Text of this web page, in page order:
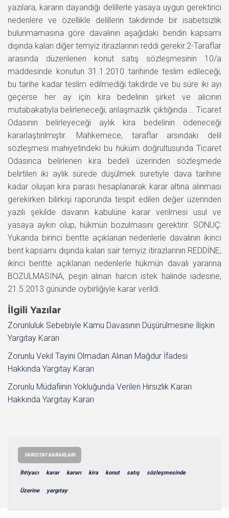
yazılara, kararın dayandığı delillerle yasaya uygun gerektirici
nedenlere ve özellikle delillerin takdirinde bir isabetsizlik
bulunmamasına göre davalının aşağıdaki bendin kapsamı
dışında kalan diğer temyiz itirazlarının reddi gerekir.2-Taraflar
arasında düzenlenen konut satış sözleşmesinin 10/a
maddesinde konutun 31.1.2010 tarihinde teslim edileceği,
bu tarihe kadar teslim edilmediği takdirde ve bu süre iki ayı
geçerse her ay için kira bedelinin şirket ve alıcının
mutabakatıyla belirleneceği, anlaşmazlık çıktığında … Ticaret
Odasının belirleyeceği aylık kira bedelinin ödeneceği
kararlaştırılmıştır. Mahkemece, taraflar arsındaki delil
sözleşmesi mahiyetindeki bu hüküm doğrultusunda Ticaret
Odasınca belirlenen kira bedeli üzerinden sözleşmede
belirtilen iki aylık sürede düşülmek suretiyle dava tarihine
kadar oluşan kira parası hesaplanarak karar altına alınması
gerekirken bilirkişi raporunda tespit edilen değer üzerinden
yazılı şekilde davanın kabulüne karar verilmesi usul ve
yasaya aykırı olup, hükmün bozulmasını gerektirir. SONUÇ:
Yukarıda birinci bentte açıklanan nedenlerle davalının ikinci
bent kapsamı dışında kalan sair temyiz itirazlarının REDDİNE,
ikinci bentte açıklanan nedenlerle hükmün davalı yararına
BOZULMASINA, peşin alınan harcın istek halinde iadesine,
21.5.2013 gününde oybirliğiyle karar verildi.
İlgili Yazılar
Zorunluluk Sebebiyle Kamu Davasının Düşürülmesine İlişkin
Yargıtay Kararı
Zorunlu Vekil Tayini Olmadan Alınan Mağdur İfadesi
Hakkında Yargıtay Kararı
Zorunlu Müdafiinin Yokluğunda Verilen Hırsızlık Kararı
Hakkında Yargıtay Kararı
YARGITAY KARARLARI
İhtiyacı karar kararı kira konut satış sözleşmesinde
Üzerine yargıtay